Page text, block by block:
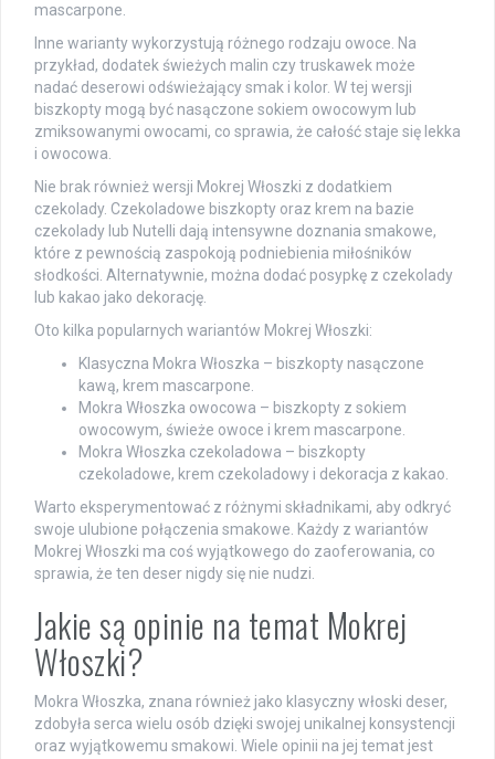
mascarpone.
Inne warianty wykorzystują różnego rodzaju owoce. Na
przykład, dodatek świeżych malin czy truskawek może
nadać deserowi odświeżający smak i kolor. W tej wersji
biszkopty mogą być nasączone sokiem owocowym lub
zmiksowanymi owocami, co sprawia, że całość staje się lekka
i owocowa.
Nie brak również wersji Mokrej Włoszki z dodatkiem
czekolady. Czekoladowe biszkopty oraz krem na bazie
czekolady lub Nutelli dają intensywne doznania smakowe,
które z pewnością zaspokoją podniebienia miłośników
słodkości. Alternatywnie, można dodać posypkę z czekolady
lub kakao jako dekorację.
Oto kilka popularnych wariantów Mokrej Włoszki:
Klasyczna Mokra Włoszka – biszkopty nasączone
kawą, krem mascarpone.
Mokra Włoszka owocowa – biszkopty z sokiem
owocowym, świeże owoce i krem mascarpone.
Mokra Włoszka czekoladowa – biszkopty
czekoladowe, krem czekoladowy i dekoracja z kakao.
Warto eksperymentować z różnymi składnikami, aby odkryć
swoje ulubione połączenia smakowe. Każdy z wariantów
Mokrej Włoszki ma coś wyjątkowego do zaoferowania, co
sprawia, że ten deser nigdy się nie nudzi.
Jakie są opinie na temat Mokrej
Włoszki?
Mokra Włoszka, znana również jako klasyczny włoski deser,
zdobyła serca wielu osób dzięki swojej unikalnej konsystencji
oraz wyjątkowemu smakowi. Wiele opinii na jej temat jest